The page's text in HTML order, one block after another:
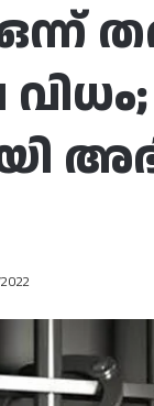
ഒന്ന്